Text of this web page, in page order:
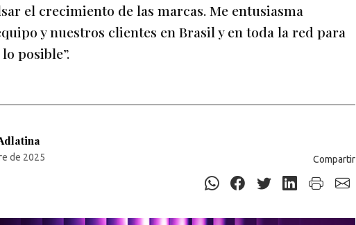
el crecimiento de las marcas. Me entusiasma
y nuestros clientes en Brasil y en toda la red para
posible”.
de 2025 Compartir